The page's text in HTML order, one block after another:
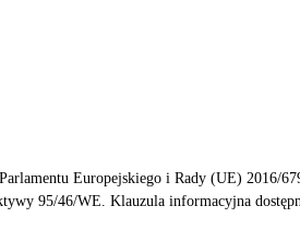
Europejskiego i Rady (UE)
95/46/WE. Klauzula informacyjna